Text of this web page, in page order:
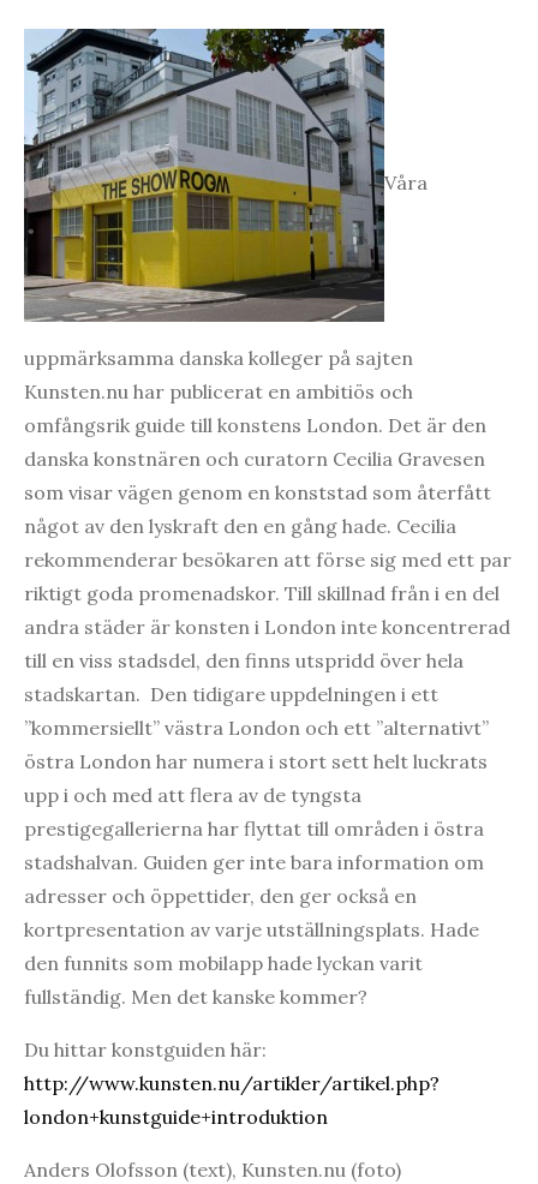
Våra
uppmärksamma danska kolleger på sajten
Kunsten.nu har publicerat en ambitiös och
omfångsrik guide till konstens London. Det är den
danska konstnären och curatorn Cecilia Gravesen
som visar vägen genom en konststad som återfått
något av den lyskraft den en gång hade. Cecilia
rekommenderar besökaren att förse sig med ett par
riktigt goda promenadskor. Till skillnad från i en del
andra städer är konsten i London inte koncentrerad
till en viss stadsdel, den finns utspridd över hela
stadskartan. Den tidigare uppdelningen i ett
”kommersiellt” västra London och ett ”alternativt”
östra London har numera i stort sett helt luckrats
upp i och med att flera av de tyngsta
prestigegallerierna har flyttat till områden i östra
stadshalvan. Guiden ger inte bara information om
adresser och öppettider, den ger också en
kortpresentation av varje utställningsplats. Hade
den funnits som mobilapp hade lyckan varit
fullständig. Men det kanske kommer?
Du hittar konstguiden här:
http://www.kunsten.nu/artikler/artikel.php?
london+kunstguide+introduktion
Anders Olofsson (text), Kunsten.nu (foto)